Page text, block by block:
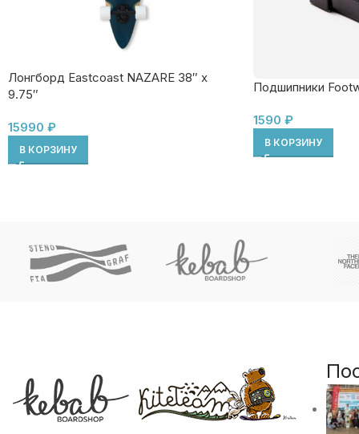
Лонгборд Eastcoast NAZARE 38″ x
9.75″
15990 ₽
В КОРЗИНУ
Подшипники
1590 ₽
В КОРЗИНУ